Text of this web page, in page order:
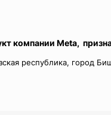
компании Meta,
республика, город